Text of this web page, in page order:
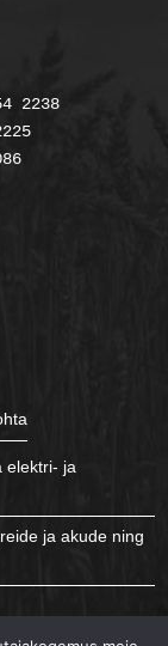
2238
elektri- ja
ja akude ning